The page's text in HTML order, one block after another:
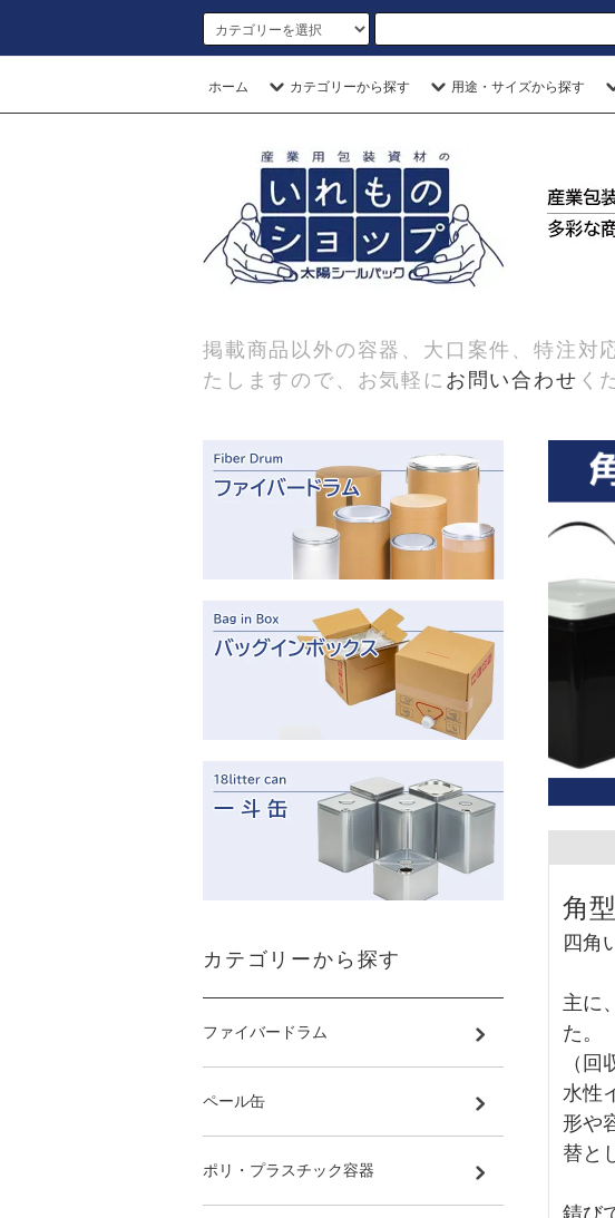
ホーム カテゴリーから探す 用途・サイズから探す
掲載商品以外の容器、大口案件、特注対
たしますので、お気軽に お問い合わせ く
角
四角
主に
た。
（
水性
形や
替と
錆び
カテゴリーから探す
ファイバードラム
ペール缶
ポリ・プラスチック容器